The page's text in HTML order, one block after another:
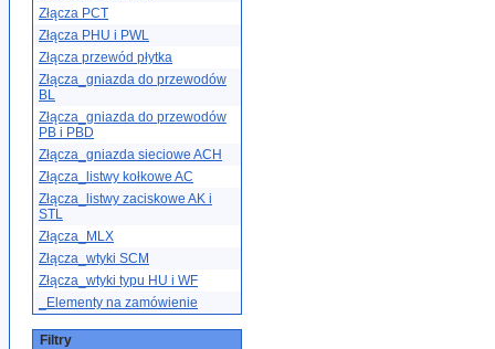
Złącza PCT
Złącza PHU i PWL
Złącza przewód płytka
Złącza_gniazda do przewodów
BL
Złącza_gniazda do przewodów
PB i PBD
Złącza_gniazda sieciowe ACH
Złącza_listwy kołkowe AC
Złącza_listwy zaciskowe AK i
STL
Złącza_MLX
Złącza_wtyki SCM
Złącza_wtyki typu HU i WF
_Elementy na zamówienie
Filtry